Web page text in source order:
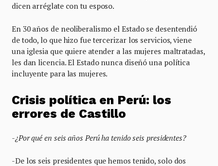
dicen arréglate con tu esposo.
En 30 años de neoliberalismo el Estado se desentendió
de todo, lo que hizo fue tercerizar los servicios, viene
una iglesia que quiere atender a las mujeres maltratadas,
les dan licencia. El Estado nunca diseñó una política
incluyente para las mujeres.
Crisis política en Perú: los
errores de Castillo
-¿Por qué en seis años Perú ha tenido seis presidentes?
-De los seis presidentes que hemos tenido, solo dos